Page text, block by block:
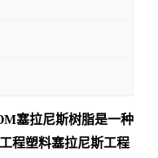
塞拉尼斯树脂是一种
程塑料塞拉尼斯工程